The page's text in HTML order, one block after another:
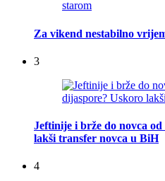
Za vikend nestabilno
3
Jeftinije i brže do novca
lakši transfer novca u BiH
4